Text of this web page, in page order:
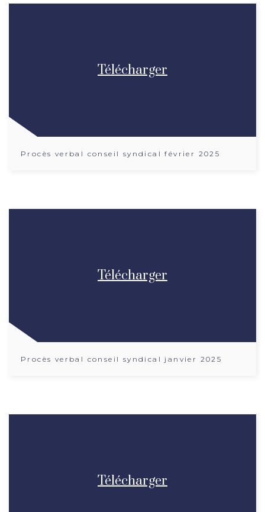
Télécharger
Procès verbal conseil syndical février 2025
Télécharger
Procès verbal conseil syndical janvier 2025
Télécharger